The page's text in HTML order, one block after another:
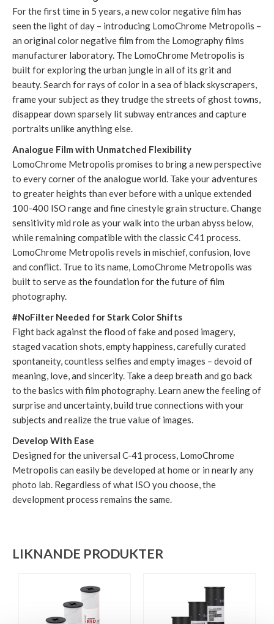
For the first time in 5 years, a new color negative film has
seen the light of day – introducing LomoChrome Metropolis –
an original color negative film from the Lomography films
manufacturer laboratory. The LomoChrome Metropolis is
built for exploring the urban jungle in all of its grit and
beauty. Search for rays of color in a sea of black skyscrapers,
frame your subject as they trudge the streets of ghost towns,
disappear down sparsely lit subway entrances and capture
portraits unlike anything else.
Analogue Film with Unmatched Flexibility
LomoChrome Metropolis promises to bring a new perspective
to every corner of the analogue world. Take your adventures
to greater heights than ever before with a unique extended
100-400 ISO range and fine cinestyle grain structure. Change
sensitivity mid role as your walk into the urban abyss below,
while remaining compatible with the classic C41 process.
LomoChrome Metropolis revels in mischief, confusion, love
and conflict. True to its name, LomoChrome Metropolis was
built to serve as the foundation for the future of film
photography.
#NoFilter Needed for Stark Color Shifts
Fight back against the flood of fake and posed imagery,
staged vacation shots, empty happiness, carefully curated
spontaneity, countless selfies and empty images – devoid of
meaning, love, and sincerity. Take a deep breath and go back
to the basics with film photography. Learn anew the feeling of
surprise and uncertainty, build true connections with your
subjects and realize the true value of images.
Develop With Ease
Designed for the universal C-41 process, LomoChrome
Metropolis can easily be developed at home or in nearly any
photo lab. Regardless of what ISO you choose, the
development process remains the same.
LIKNANDE PRODUKTER